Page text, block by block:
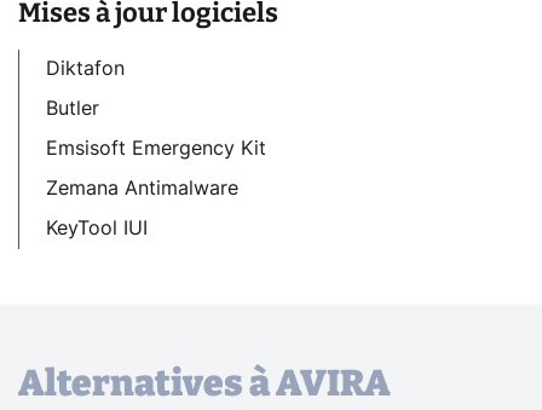
Mises à jour logiciels
Diktafon
Butler
Emsisoft Emergency Kit
Zemana Antimalware
KeyTool IUI
Alternatives à AVIRA